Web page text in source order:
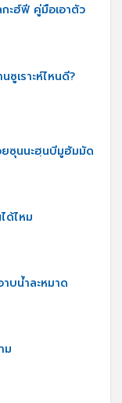
ะฮ์ฟี คู่มือเอาตัว
เราะห์ไหนดี?
ซุนนะฮฺนบีมูฮัมมัด
ด้ไหม
าบน้ำละหมาด
ม